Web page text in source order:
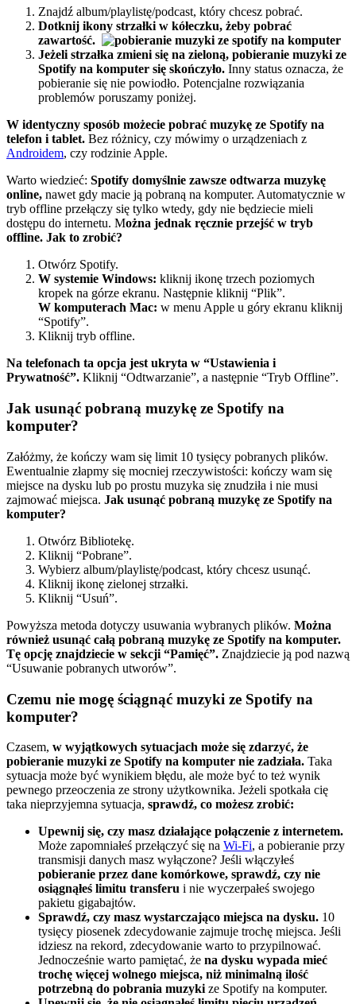
Znajdź album/playlistę/podcast, który chcesz pobrać.
Dotknij ikony strzałki w kółeczku, żeby pobrać
zawartość.
Jeżeli strzałka zmieni się na zieloną, pobieranie muzyki ze
Spotify na komputer się skończyło. Inny status oznacza, że
pobieranie się nie powiodło. Potencjalne rozwiązania
problemów poruszamy poniżej.
W identyczny sposób możecie pobrać muzykę ze Spotify na
telefon i tablet. Bez różnicy, czy mówimy o urządzeniach z
Androidem, czy rodzinie Apple.
Warto wiedzieć: Spotify domyślnie zawsze odtwarza muzykę
online, nawet gdy macie ją pobraną na komputer. Automatycznie w
tryb offline przełączy się tylko wtedy, gdy nie będziecie mieli
dostępu do internetu. Można jednak ręcznie przejść w tryb
offline. Jak to zrobić?
Otwórz Spotify.
W systemie Windows: kliknij ikonę trzech poziomych
kropek na górze ekranu. Następnie kliknij “Plik”.
W komputerach Mac: w menu Apple u góry ekranu kliknij
“Spotify”.
Kliknij tryb offline.
Na telefonach ta opcja jest ukryta w “Ustawienia i
Prywatność”. Kliknij “Odtwarzanie”, a następnie “Tryb Offline”.
Jak usunąć pobraną muzykę ze Spotify na
komputer?
Załóżmy, że kończy wam się limit 10 tysięcy pobranych plików.
Ewentualnie złapmy się mocniej rzeczywistości: kończy wam się
miejsce na dysku lub po prostu muzyka się znudziła i nie musi
zajmować miejsca. Jak usunąć pobraną muzykę ze Spotify na
komputer?
Otwórz Bibliotekę.
Kliknij “Pobrane”.
Wybierz album/playlistę/podcast, który chcesz usunąć.
Kliknij ikonę zielonej strzałki.
Kliknij “Usuń”.
Powyższa metoda dotyczy usuwania wybranych plików. Można
również usunąć całą pobraną muzykę ze Spotify na komputer.
Tę opcję znajdziecie w sekcji “Pamięć”. Znajdziecie ją pod nazwą
“Usuwanie pobranych utworów”.
Czemu nie mogę ściągnąć muzyki ze Spotify na
komputer?
Czasem, w wyjątkowych sytuacjach może się zdarzyć, że
pobieranie muzyki ze Spotify na komputer nie zadziała. Taka
sytuacja może być wynikiem błędu, ale może być to też wynik
pewnego przeoczenia ze strony użytkownika. Jeżeli spotkała cię
taka nieprzyjemna sytuacja, sprawdź, co możesz zrobić:
Upewnij się, czy masz działające połączenie z internetem.
Może zapomniałeś przełączyć się na Wi-Fi, a pobieranie przy
transmisji danych masz wyłączone? Jeśli włączyłeś
pobieranie przez dane komórkowe, sprawdź, czy nie
osiągnąłeś limitu transferu i nie wyczerpałeś swojego
pakietu gigabajtów.
Sprawdź, czy masz wystarczająco miejsca na dysku. 10
tysięcy piosenek zdecydowanie zajmuje trochę miejsca. Jeśli
idziesz na rekord, zdecydowanie warto to przypilnować.
Jednocześnie warto pamiętać, że na dysku wypada mieć
trochę więcej wolnego miejsca, niż minimalną ilość
potrzebną do pobrania muzyki ze Spotify na komputer.